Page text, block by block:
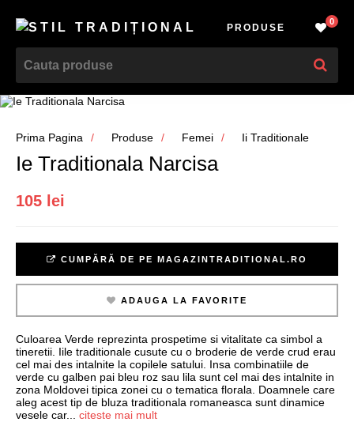
PRODUSE
0
Prima Pagina Produse Femei Ii Traditionale
Ie Traditionala Narcisa
105 lei
CUMPĂRĂ DE PE MAGAZINTRADITIONAL.RO
ADAUGA LA FAVORITE
Culoarea Verde reprezinta prospetime si vitalitate ca simbol a
tineretii. Iile traditionale cusute cu o broderie de verde crud erau
cel mai des intalnite la copilele satului. Insa combinatiile de
verde cu galben pai bleu roz sau lila sunt cel mai des intalnite in
zona Moldovei tipica zonei cu o tematica florala. Doamnele care
aleg acest tip de bluza traditionala romaneasca sunt dinamice
vesele car... citeste mai mult